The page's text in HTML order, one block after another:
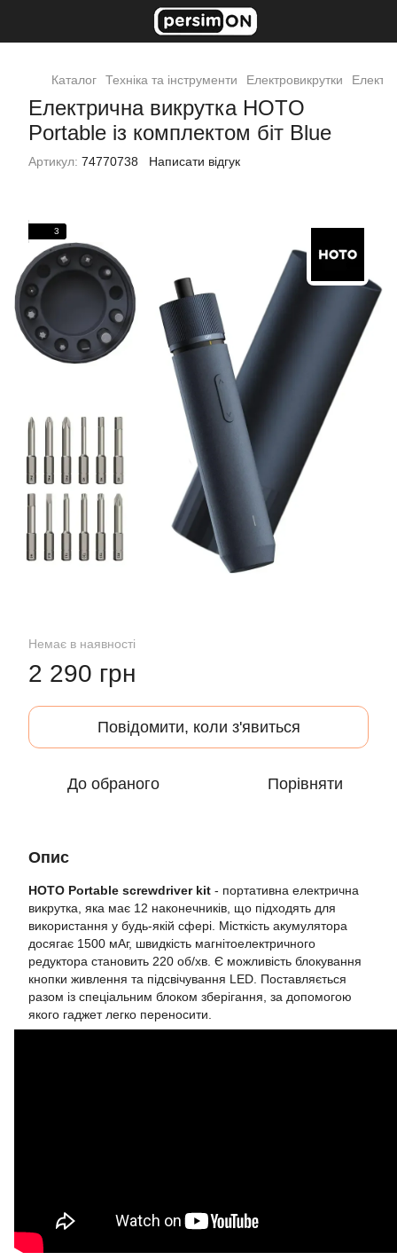
Каталог Техніка та інструменти Електровикрутки
Електрична викрутка HOTO
Portable із комплектом біт Blue
Артикул: 74770738 Написати відгук
3
Немає в наявності
2 290 грн
Повідомити, коли з'явиться
До обраного Порівняти
Опис
HOTO Portable screwdriver kit - портативна електрична
викрутка, яка має 12 наконечників, що підходять для
використання у будь-якій сфері. Місткість акумулятора
досягає 1500 мАг, швидкість магнітоелектричного
редуктора становить 220 об/хв. Є можливість блокування
кнопки живлення та підсвічування LED. Поставляється
разом із спеціальним блоком зберігання, за допомогою
якого гаджет легко переносити.